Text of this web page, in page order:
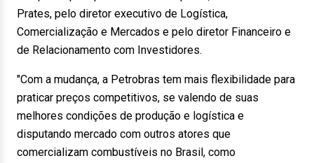
Prates, pelo diretor executivo de Logística,
Comercialização e Mercados e pelo diretor Financeiro e
de Relacionamento com Investidores.
"Com a mudança, a Petrobras tem mais flexibilidade para
praticar preços competitivos, se valendo de suas
melhores condições de produção e logística e
disputando mercado com outros atores que
comercializam combustíveis no Brasil, como